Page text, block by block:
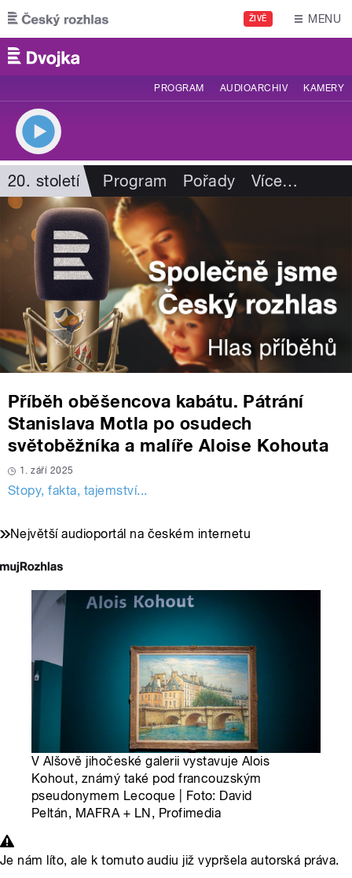
Přejít k hlavnímu obsahu
ŽIVĚ MENU
PROGRAM AUDIOARCHIV KAMERY
20. století Program Pořady Více…
Příběh oběšencova kabátu. Pátrání
Stanislava Motla po osudech
světoběžníka a malíře Aloise Kohouta
1. září 2025
Stopy, fakta, tajemství...
Největší audioportál na českém internetu
V Alšově jihočeské galerii vystavuje Alois
Kohout, známý také pod francouzským
pseudonymem Lecoque | Foto: David
Peltán, MAFRA + LN, Profimedia
Je nám líto, ale k tomuto audiu již vypršela autorská práva.